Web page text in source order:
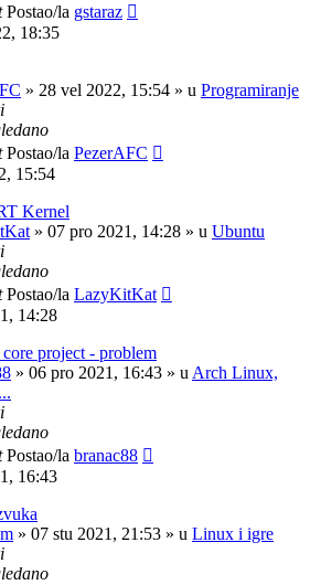
Postao/la gstaraz
18:35
» 28 vel 2022, 15:54 » u Programiranje
Postao/la PezerAFC
15:54
Kernel
» 07 pro 2021, 14:28 » u Ubuntu
Postao/la LazyKitKat
14:28
project - problem
» 06 pro 2021, 16:43 » u Arch Linux,
Postao/la branac88
16:43
» 07 stu 2021, 21:53 » u Linux i igre